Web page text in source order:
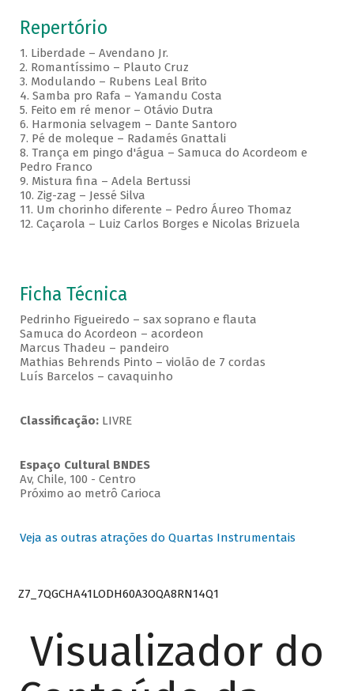
Repertório
1. Liberdade – Avendano Jr.
2. Romantíssimo – Plauto Cruz
3. Modulando – Rubens Leal Brito
4. Samba pro Rafa – Yamandu Costa
5. Feito em ré menor – Otávio Dutra
6. Harmonia selvagem – Dante Santoro
7. Pé de moleque – Radamés Gnattali
8. Trança em pingo d'água – Samuca do Acordeom e
Pedro Franco
9. Mistura fina – Adela Bertussi
10. Zig-zag – Jessé Silva
11. Um chorinho diferente – Pedro Áureo Thomaz
12. Caçarola – Luiz Carlos Borges e Nicolas Brizuela
Ficha Técnica
Pedrinho Figueiredo – sax soprano e flauta
Samuca do Acordeon – acordeon
Marcus Thadeu – pandeiro
Mathias Behrends Pinto – violão de 7 cordas
Luís Barcelos – cavaquinho
Classificação: LIVRE
Espaço Cultural BNDES
Av, Chile, 100 - Centro
Próximo ao metrô Carioca
Veja as outras atrações do Quartas Instrumentais
Z7_7QGCHA41LODH60A3OQA8RN14Q1
Visualizador do